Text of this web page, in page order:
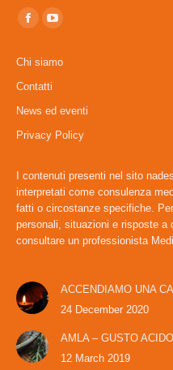
Find us on:
Facebook
opens
in
new
window
YouTube
opens
in
new
window
Chi siamo
Contatti
News ed eventi
Privacy Policy
I contenuti presenti nel sito
interpretati come consulenza
fatti o circostanze specifiche.
personali, situazioni e risposte
consultare un professionista
ACCENDIAMO UNA
24 December 2020
AMLA – GUSTO ACIDO
12 March 2019